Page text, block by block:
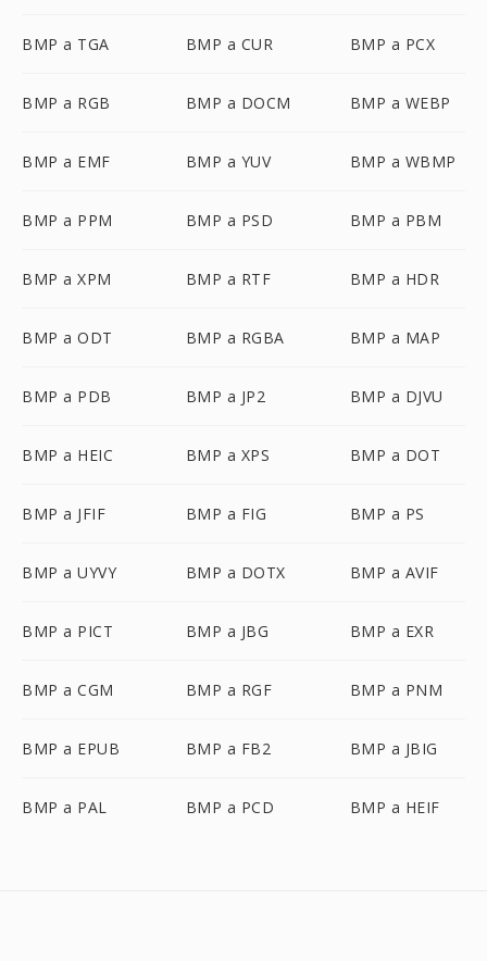
BMP a TGA BMP a CUR BMP a PCX
BMP a RGB BMP a DOCM BMP a WEBP
BMP a EMF BMP a YUV BMP a WBMP
BMP a PPM BMP a PSD BMP a PBM
BMP a XPM BMP a RTF BMP a HDR
BMP a ODT BMP a RGBA BMP a MAP
BMP a PDB BMP a JP2 BMP a DJVU
BMP a HEIC BMP a XPS BMP a DOT
BMP a JFIF BMP a FIG BMP a PS
BMP a UYVY BMP a DOTX BMP a AVIF
BMP a PICT BMP a JBG BMP a EXR
BMP a CGM BMP a RGF BMP a PNM
BMP a EPUB BMP a FB2 BMP a JBIG
BMP a PAL BMP a PCD BMP a HEIF